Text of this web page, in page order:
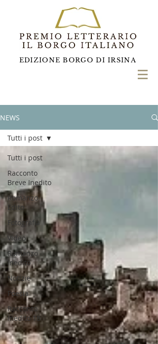
EDIZIONE BORGO DI IRSINA
NEWS
Tutti i post
Racconto
Breve Inedito
Romanzo
Edito
Fotografia
Video
Romanzo
Inedito
Notizie
Poesia
Racconto
Inedito 18
Tutti i post